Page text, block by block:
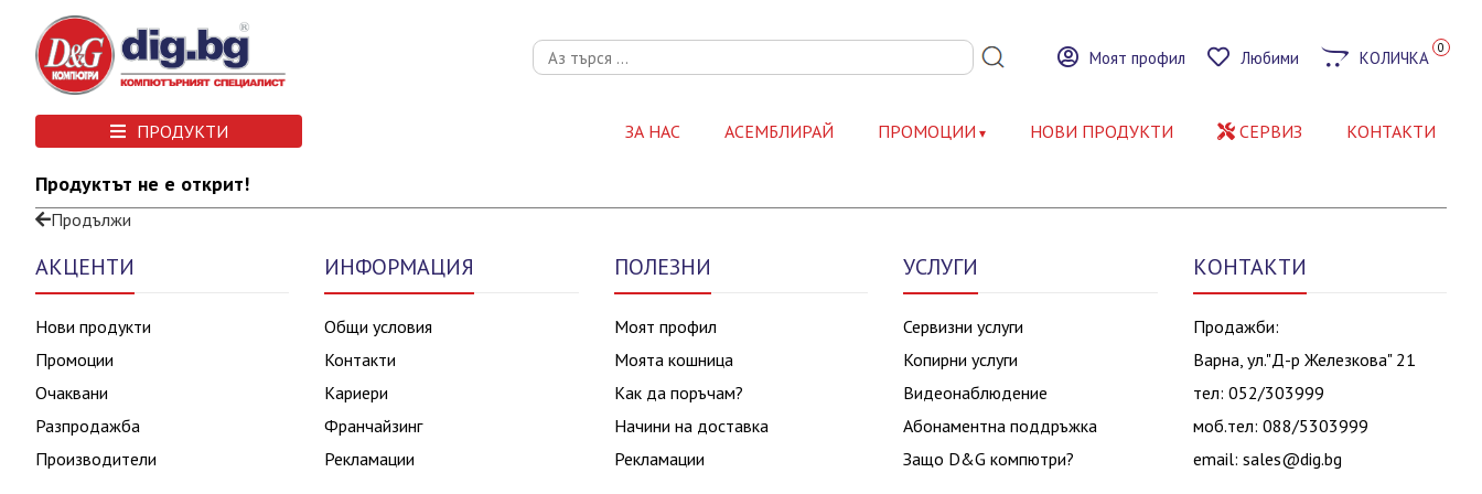
Моят профил Любими КОЛИЧКА 0
ПРОДУКТИ ЗА НАС АСЕМБЛИРАЙ ПРОМОЦИИ НОВИ ПРОДУКТИ СЕРВИЗ КОНТАКТИ
Продуктът не е открит!
Продължи
АКЦЕНТИ
Нови продукти
Промоции
Очаквани
Разпродажба
Производители
ИНФОРМАЦИЯ
Общи условия
Контакти
Кариери
Франчайзинг
Рекламации
ПОЛЕЗНИ
Моят профил
Моята кошница
Как да поръчам?
Начини на доставка
Рекламации
УСЛУГИ
Сервизни услуги
Копирни услуги
Видеонаблюдение
Абонаментна поддръжка
Защо D&G компютри?
КОНТАКТИ
Продажби:
Варна, ул."Д-р Железкова" 21
тел: 052/303999
моб.тел: 088/5303999
email: sales@dig.bg